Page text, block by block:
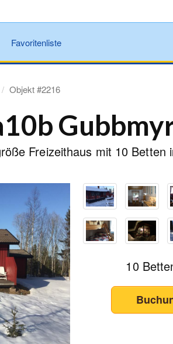
Favoritenliste
Objekt #2216
Freizeithaus mit 10 Betten
10